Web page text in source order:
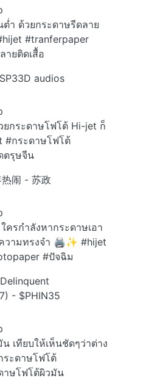
ำ ด้วยกระดาษรีดลาย
#tranferpaper
ายติดเสื้อ
audios
กระดาษโฟโต้ Hi-jet ก็
#กระดาษโฟโต้
ตรุษจีน
闹 - 苏政
ครกำลังหากระดาษเอา
วามทรงจำ 🖨️✨ #hijet
#ปัจฉิม
- $PHIN35
เทียบให้เห็นชัดๆว่าต่าง
ระดาษโฟโต้
าษโฟโต้ผิวมัน